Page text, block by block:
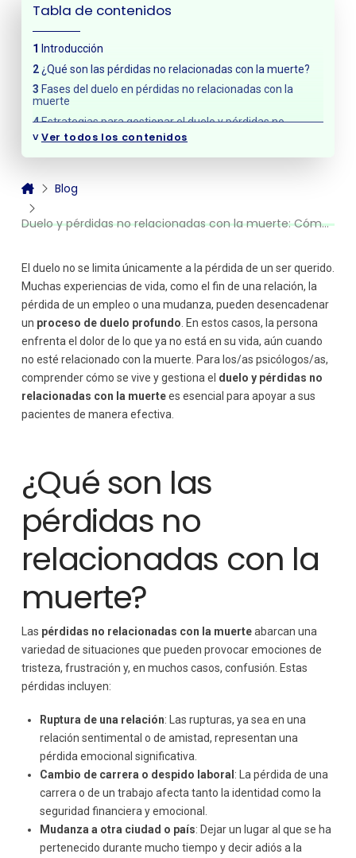
Tabla de contenidos
Introducción
¿Qué son las pérdidas no relacionadas con la muerte?
Fases del duelo en pérdidas no relacionadas con la
muerte
Estrategias para gestionar el duelo y pérdidas no
relacionadas con la muerte
Construir un nuevo sentido de identidad
Redefinir el significado de la pérdida
La importancia del apoyo social
˅Ver todos los contenidos
Blog
Duelo y pérdidas no relacionadas con la muerte: Cómo gestionarlas
El duelo no se limita únicamente a la pérdida de un ser querido.
Muchas experiencias de vida, como el fin de una relación, la
pérdida de un empleo o una mudanza, pueden desencadenar
un proceso de duelo profundo. En estos casos, la persona
enfrenta el dolor de lo que ya no está en su vida, aún cuando
no esté relacionado con la muerte. Para los/as psicólogos/as,
comprender cómo se vive y gestiona el duelo y pérdidas no
relacionadas con la muertees esencial para apoyar a sus
pacientes de manera efectiva.
¿Qué son las
pérdidas no
relacionadas con la
muerte?
Las pérdidas no relacionadas con la muerteabarcan una
variedad de situaciones que pueden provocar emociones de
tristeza, frustración y, en muchos casos, confusión. Estas
pérdidas incluyen:
Ruptura de una relación: Las rupturas, ya sea en una
relación sentimental o de amistad, representan una
pérdida emocional significativa.
Cambio de carrera o despido laboral : La pérdida de una
carrera o de un trabajo afecta tanto la identidad como la
seguridad financiera y emocional.
Mudanza a otra ciudad o país: Dejar un lugar al que se ha
pertenecido durante mucho tiempo y decir adiós a la